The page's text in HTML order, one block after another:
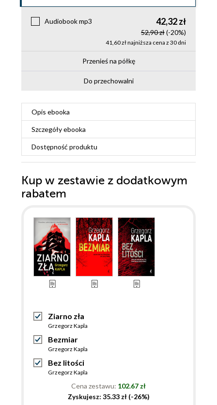
Audiobook mp3 42,32 zł
52,90 zł(-20%)
41,60 zł najniższa cena z 30 dni
Przenieś na półkę
Do przechowalni
Opis ebooka
Szczegółyebooka
Dostępność produktu
Kup w zestawie z dodatkowym
rabatem
Ziarno zła
Grzegorz Kapla
Bezmiar
Grzegorz Kapla
Bez litości
Grzegorz Kapla
Cena zestawu: 102.67 zł
Zyskujesz: 35.33 zł (-26%)